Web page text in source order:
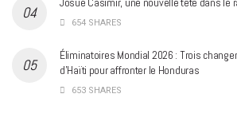
654 SHARES
Éliminatoires Mondial 2026 : Trois
d’Haïti pour affronter le Honduras
653 SHARES